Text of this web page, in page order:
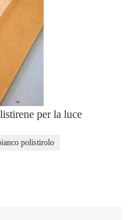
per la luce
polistirolo